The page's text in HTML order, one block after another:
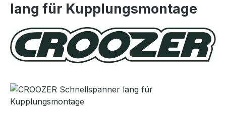
lang für Kupplungsmontage